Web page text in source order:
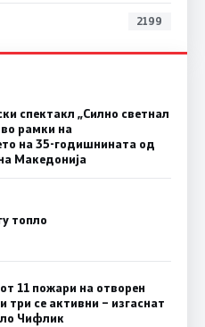
2199
спектакл „Силно светнал
рамки на
на 35-годишнината од
Македонија
топло
11 пожари на отворен
три се активни – изгаснат
Чифлик